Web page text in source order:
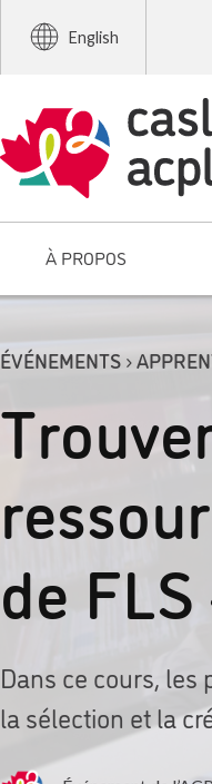
English
À PROPOS
ÉVÉNEMENTS ›
de
Dans ce cours,
la sélection et la